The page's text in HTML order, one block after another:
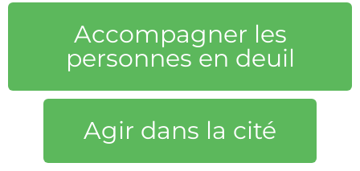
Accompagner les
personnes en deuil
Agir dans la cité